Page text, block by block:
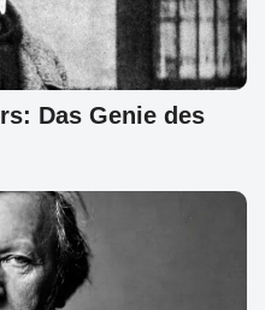
Das Genie des